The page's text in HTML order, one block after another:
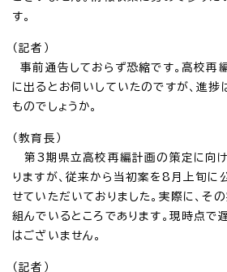
す。
（記者）
事前通告しておらず恐縮です。高校
に出るとお伺いしていたのですが、進捗
ものでしょうか。
（教育長）
第3期県立高校再編計画の策定に向け
りますが、従来から当初案を8月上旬に
せていただいておりました。実際に、そ
組んでいるところであります。現時点で
はございません。
（記者）